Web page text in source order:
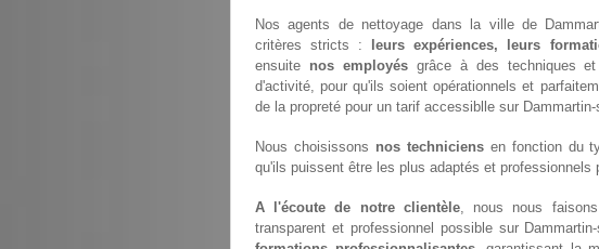
Nos agents de nettoyage dans la ville de
critères stricts :
leurs expériences, leurs
ensuite nos employésgrâce à des techniques et
d'activité, pour qu'ils soient opérationnels et
de la propreté pour un tarif accessiblle sur Dammartin-
Nous choisissons nos techniciensen fonction du
qu'ils puissent être les plus adaptés et professionnels
A l'écoute de notre clientèle, nous nous
transparent et professionnel possible sur